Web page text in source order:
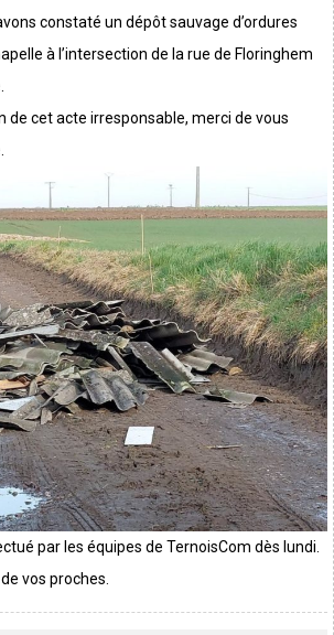
constaté un dépôt sauvage d’ordures
à l’intersection de la rue de Floringhem
de cet acte irresponsable, merci de vous
par les équipes de TernoisCom dès lundi.
vos proches.